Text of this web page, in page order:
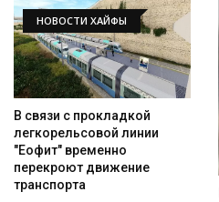
НОВОСТИ ХАЙФЫ
В связи с прокладкой
легкорельсовой линии
"Еофит" временно
перекроют движение
транспорта